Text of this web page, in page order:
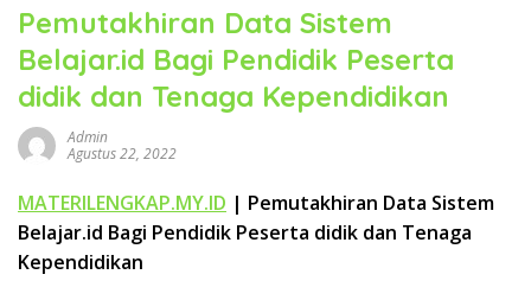
n
d
i
d
k
n
L
e
n
Pemutakhiran Data Sistem
Belajar.id Bagi Pendidik Peserta
didik dan Tenaga Kependidikan
Admin
Agustus 22, 2022
MATERILENGKAP.MY.ID | Pemutakhiran Data Sistem
Belajar.id Bagi Pendidik Peserta didik dan Tenaga
Kependidikan